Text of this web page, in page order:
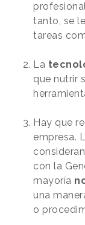
tanto, se
tareas
La
que nutrir
Hay que
empresa.
con la
mayoría
una
o